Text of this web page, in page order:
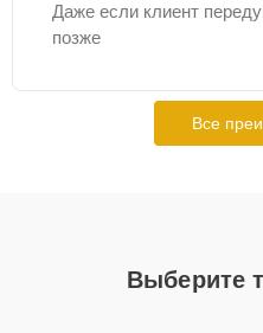
Даже если клиент
позже
Все
Выберите